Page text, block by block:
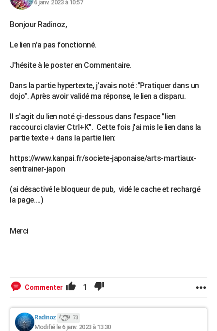
6 janv. 2023 à 10:57
Bonjour Radinoz,
Le lien n'a pas fonctionné.
J'hésite à le poster en Commentaire.
Dans la partie hypertexte, j'avais noté :"Pratiquer dans un
dojo". Après avoir validé ma réponse, le lien a disparu.
Il s'agit du lien noté çi-dessous dans l'espace "lien
raccourci clavier Ctrl+K". Cette fois j'ai mis le lien dans la
partie texte + dans la partie lien:
https://www.kanpai.fr/societe-japonaise/arts-martiaux-
sentrainer-japon
(ai désactivé le bloqueur de pub, vidé le cache et rechargé
la page....)
Merci
Commenter 1
Radinoz 73
Modifié le 6 janv. 2023 à 13:30